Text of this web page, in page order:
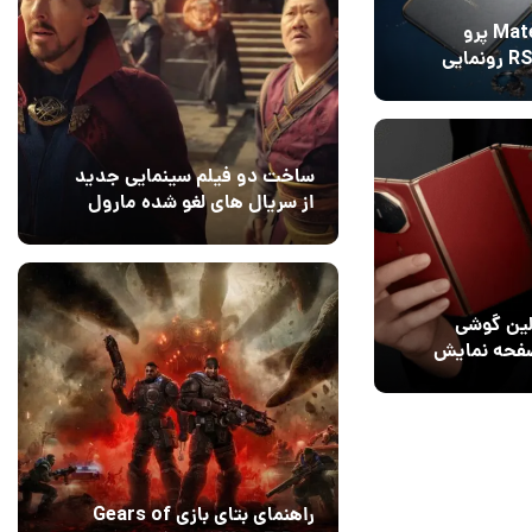
هواوی Mate 70 پرو
پلاس و 70 RS رونمایی
گوشی
نمایش
ساخت دو فیلم سینمایی جدید
از سریال های لغو شده مارول
۰
راهنمای بتای بازی Gears of